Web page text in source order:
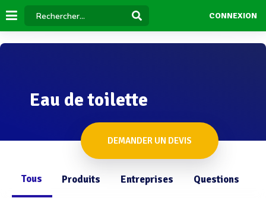
CONNEXION
Eau de toilette
DEMANDER UN DEVIS
Tous Produits Entreprises Questions